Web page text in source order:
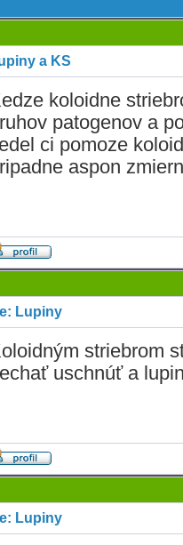
a KS
koloidne
patogenov a
ci pomoze
aspon
Lupiny
striebrom
uschnúť a
Lupiny